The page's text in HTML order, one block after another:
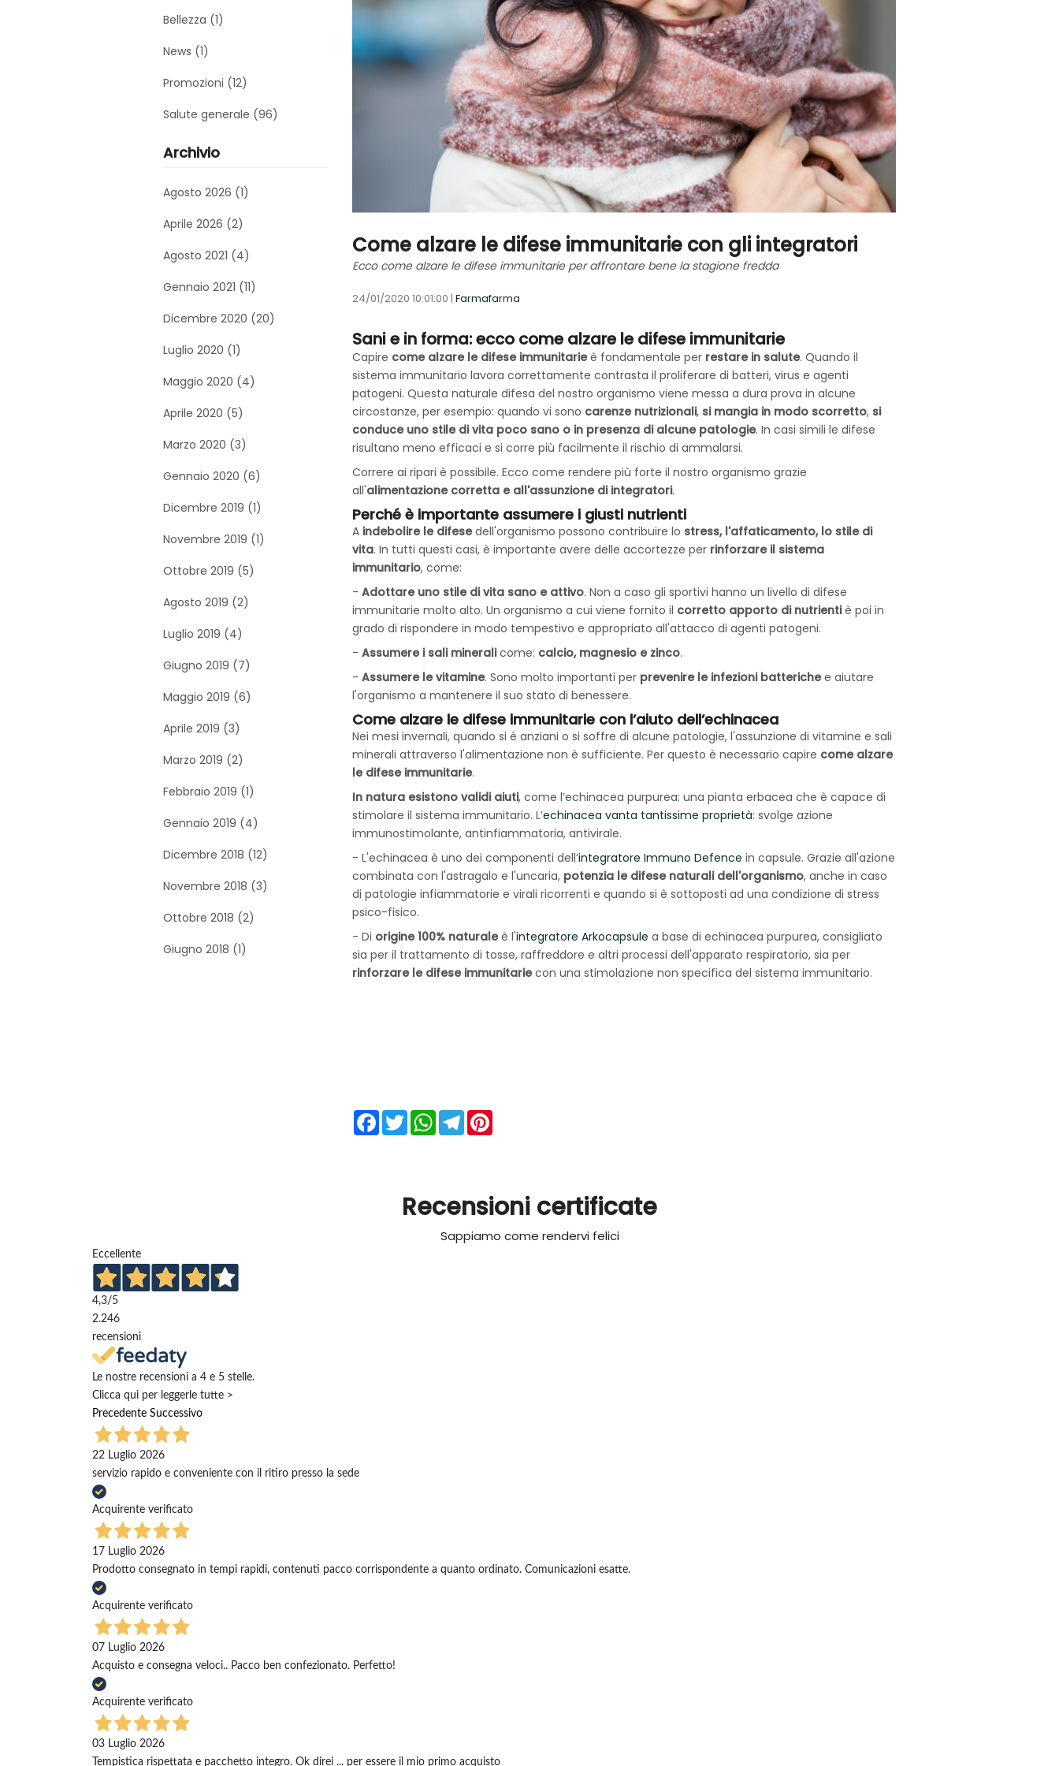
Bellezza (1)
News (1)
Promozioni (12)
Salute generale (96)
Archivio
Agosto 2026 (1)
Aprile 2026 (2)
Agosto 2021 (4)
Gennaio 2021 (11)
Dicembre 2020 (20)
Luglio 2020 (1)
Maggio 2020 (4)
Aprile 2020 (5)
Marzo 2020 (3)
Gennaio 2020 (6)
Dicembre 2019 (1)
Novembre 2019 (1)
Ottobre 2019 (5)
Agosto 2019 (2)
Luglio 2019 (4)
Giugno 2019 (7)
Maggio 2019 (6)
Aprile 2019 (3)
Marzo 2019 (2)
Febbraio 2019 (1)
Gennaio 2019 (4)
Dicembre 2018 (12)
Novembre 2018 (3)
Ottobre 2018 (2)
Giugno 2018 (1)
Come alzare le difese immunitarie con gli integratori
Ecco come alzare le difese immunitarie per affrontare bene la stagione fredda
24/01/2020 10:01:00 | Farmafarma
Sani e in forma: ecco come alzare le difese immunitarie
Capire come alzare le difese immunitarieè fondamentale per restare in salute. Quando il
sistema immunitario lavora correttamente contrasta il proliferare di batteri, virus e agenti
patogeni. Questa naturale difesa del nostro organismo viene messa a dura prova in alcune
circostanze, per esempio: quando vi sono carenze nutrizionali, si mangia in modo scorretto, si
conduce uno stile di vita poco sano o in presenza di alcune patologie. In casi simili le difese
risultano meno efficaci e si corre più facilmente il rischio di ammalarsi.
Correre ai ripari è possibile. Ecco come rendere più forte il nostro organismo grazie
all'alimentazione corretta e all'assunzione di integratori.
Perché è importante assumere i giusti nutrienti
A indebolire le difesedell'organismo possono contribuire lo stress, l'affaticamento, lo stile di
vita. In tutti questi casi, è importante avere delle accortezze per rinforzare il sistema
immunitario, come:
- Adottare uno stile di vita sano e attivo. Non a caso gli sportivi hanno un livello di difese
immunitarie molto alto. Un organismo a cui viene fornito il corretto apporto di nutrientiè poi in
grado di rispondere in modo tempestivo e appropriato all'attacco di agenti patogeni.
- Assumere i sali mineralicome: calcio, magnesio e zinco.
- Assumere le vitamine. Sono molto importanti per prevenire le infezioni batterichee aiutare
l'organismo a mantenere il suo stato di benessere.
Come alzare le difese immunitarie con l’aiuto dell’echinacea
Nei mesi invernali, quando si è anziani o si soffre di alcune patologie, l'assunzione di vitamine e sali
minerali attraverso l'alimentazione non è sufficiente. Per questo è necessario capire come alzare
le difese immunitarie.
In natura esistono validi aiuti, come l’echinacea purpurea: una pianta erbacea che è capace di
stimolare il sistema immunitario. L’echinacea vanta tantissime proprietà: svolge azione
immunostimolante, antinfiammatoria, antivirale.
- L'echinacea è uno dei componenti dell’integratore Immuno Defence in capsule. Grazie all'azione
combinata con l'astragalo e l'uncaria, potenzia le difese naturali dell'organismo, anche in caso
di patologie infiammatorie e virali ricorrenti e quando si è sottoposti ad una condizione di stress
psico-fisico.
- Di origine 100% naturaleè l'integratore Arkocapsule a base di echinacea purpurea, consigliato
sia per il trattamento di tosse, raffreddore e altri processi dell'apparato respiratorio, sia per
rinforzare le difese immunitariecon una stimolazione non specifica del sistema immunitario.
Facebook
TwitterWhatsApp
Telegram
Recensioni certificate
Sappiamo come rendervi felici
Eccellente
4,3/5
2.246
recensioni
Le nostre recensioni a 4 e 5 stelle.
Clicca qui per leggerle tutte >
Precedente Successivo
22 Luglio 2026
servizio rapido e conveniente con il ritiro presso la sede
Acquirente verificato
17 Luglio 2026
Prodotto consegnato in tempi rapidi, contenuti pacco corrispondente a quanto ordinato. Comunicazioni esatte.
Acquirente verificato
07 Luglio 2026
Acquisto e consegna veloci.. Pacco ben confezionato. Perfetto!
Acquirente verificato
03 Luglio 2026
Tempistica rispettata e pacchetto integro. Ok direi ... per essere il mio primo acquisto